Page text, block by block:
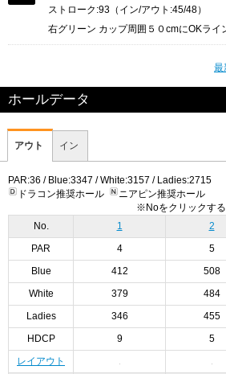
ストローク:93（イン/アウト:45/48）
右グリーン カップ周囲５０cmにOKライ
最
ホールデータ
アウト イン
PAR:36 / Blue:3347 / White:3157 / Ladies:2715
ドラコン推奨ホール
ニアピン推奨ホール
※Noをクリックする
No.
1 2
PAR 4 5
Blue 412 508
White 379 484
Ladies 346 455
HDCP 9 5
レイアウト